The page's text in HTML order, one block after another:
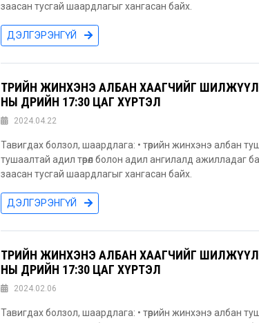
заасан тусгай шаардлагыг хангасан байх.
ДЭЛГЭРЭНГҮЙ
ТӨРИЙН ЖИНХЭНЭ АЛБАН ХААГЧИЙГ
НЫ ӨДРИЙН 17:30 ЦАГ ХҮРТЭЛ
2024.04.22
Тавигдах болзол, шаардлага: • төрийн жинхэнэ албан
тушаалтай адил төрөл болон адил ангилалд ажилладаг
заасан тусгай шаардлагыг хангасан байх.
ДЭЛГЭРЭНГҮЙ
ТӨРИЙН ЖИНХЭНЭ АЛБАН ХААГЧИЙГ
НЫ ӨДРИЙН 17:30 ЦАГ ХҮРТЭЛ
2024.02.06
Тавигдах болзол, шаардлага: • төрийн жинхэнэ албан